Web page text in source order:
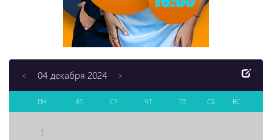
< 04 декабря 2024 >
ПН ВТ СР ЧТ ПТ СБ ВС
1